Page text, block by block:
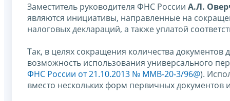
Заместитель руководителя ФНС России А.Л.
являются инициативы, направленные на
налоговых деклараций, а также уплатой
Так, в целях сокращения количества
возможность использования универсального
ФНС России от 21.10.2013 № ММВ-20-3/96@).
вместо нескольких форм первичных документов